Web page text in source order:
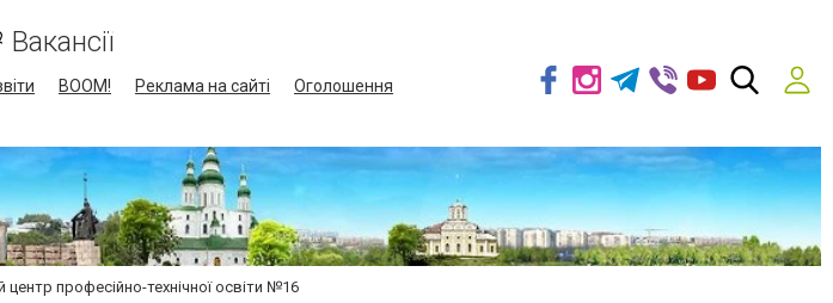
Вакансії
BOOM! Реклама на сайті
Оголошення
центр професійно-технічної освіти №16